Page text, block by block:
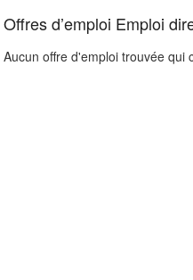
Offres d’emploi Emploi
Aucun offre d'emploi trouvée qui